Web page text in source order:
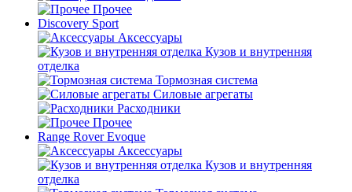
Прочее
Discovery Sport
Аксессуары
Кузов и внутренняя
отделка
Тормозная система
Силовые агрегаты
Расходники
Прочее
Range Rover Evoque
Аксессуары
Кузов и внутренняя
отделка